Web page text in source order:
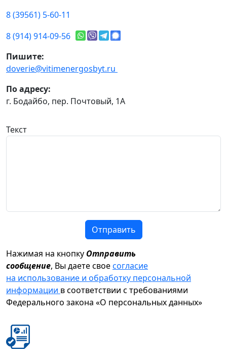
8 (39561) 5-60-11
8 (914) 914-09-56
Пишите:
doverie@vitimenergosbyt.ru
По адресу:
г. Бодайбо, пер. Почтовый, 1А
Текст
Отправить
Нажимая на кнопку Отправить
сообщение, Вы даете своесогласие
на использование и обработку персональной
информации в соответствии с требованиями
Федерального закона «О персональных данных»